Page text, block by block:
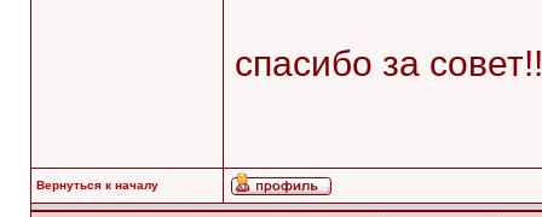
спасибо за
Вернуться к началу